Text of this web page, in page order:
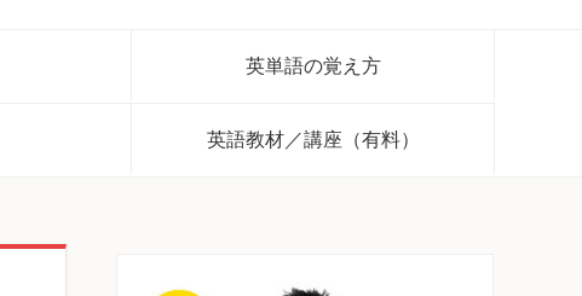
英単語の覚え方
英語教材／講座（有料）